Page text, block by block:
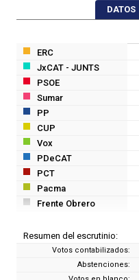
DATOS
ERC
JxCAT - JUNTS
PSOE
Sumar
PP
CUP
Vox
PDeCAT
PCT
Pacma
Frente Obrero
Resumen del escrutinio:
Votos contabilizados:
Abstenciones: